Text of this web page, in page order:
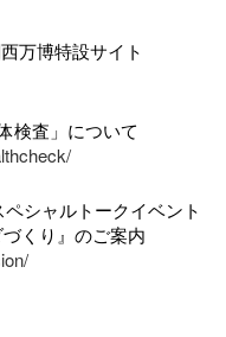
万博特設サイト
検査」について
シャルトークイベント
くり』のご案内